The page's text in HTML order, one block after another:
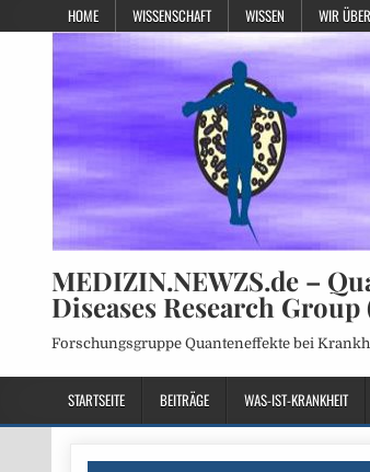
HOME WISSENSCHAFT WISSEN WIR
MEDIZIN.NEWZS.de –
Diseases Research Group
Forschungsgruppe Quanteneffekte bei
STARTSEITE BEITRÄGE WAS-IST-KRANKHEIT